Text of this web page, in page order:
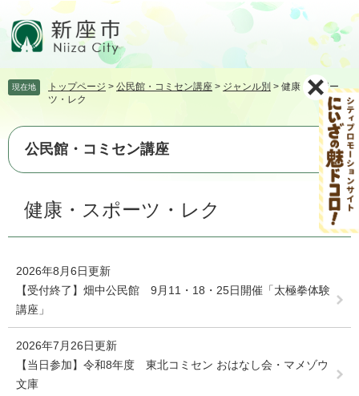
頭
す。
飛
て
本
現在地 トップページ > 公民館・コミセン講座 > ジャンル別 > 健康・スポー
ツ・レク
公民館・コミセン講座
健康・スポーツ・レク
2026年8月6日更新
【受付終了】畑中公民館 9月11・18・25日開催「太極拳体験
講座」
2026年7月26日更新
【当日参加】令和8年度 東北コミセン おはなし会・マメゾウ
文庫